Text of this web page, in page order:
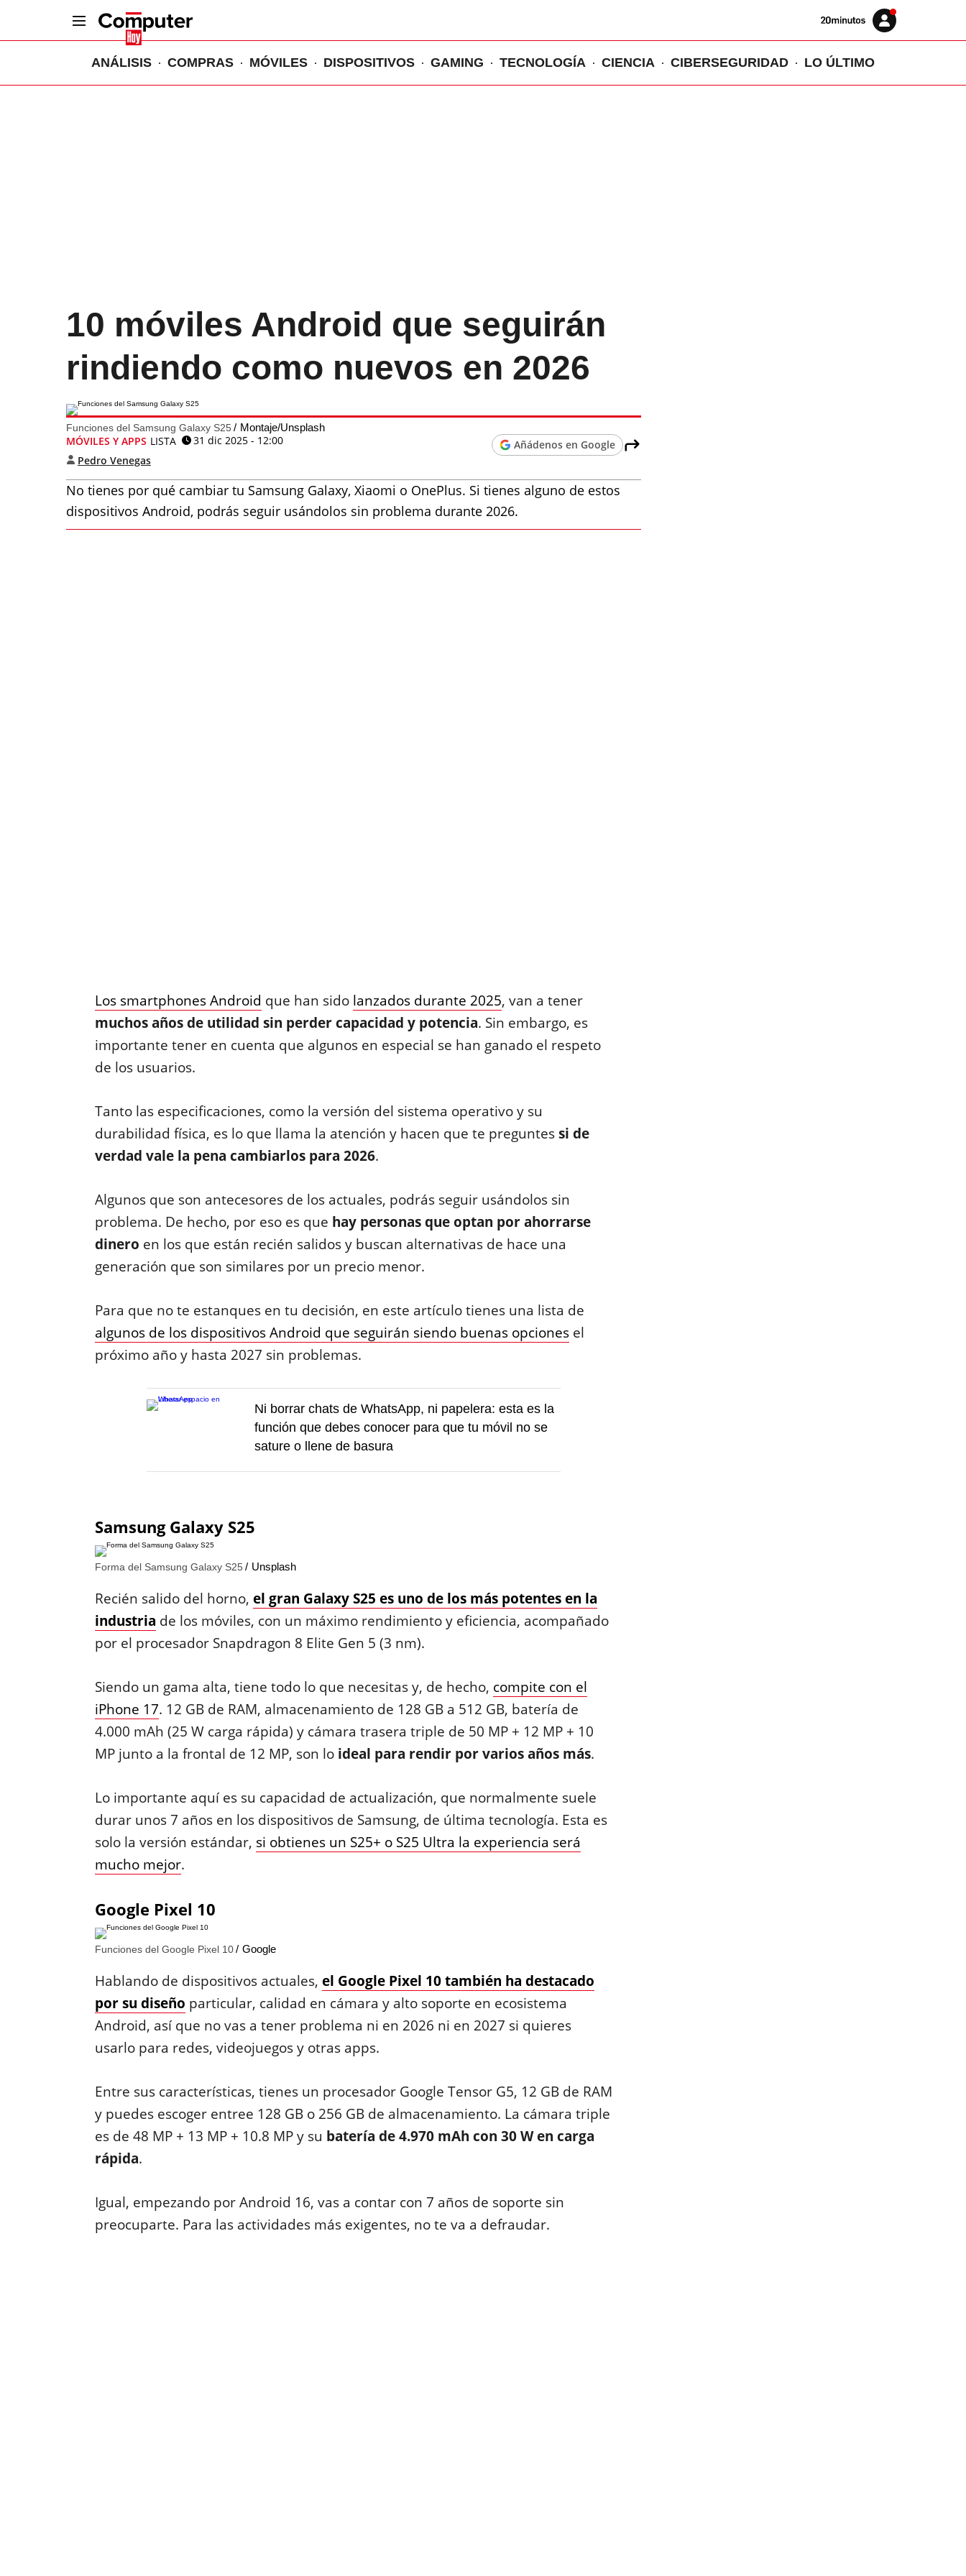
Volver
Iniciar
sesión
ANÁLISIS COMPRAS MÓVILES DISPOSITIVOS GAMING TECNOLOGÍA CIENCIA CIBERSEGURIDAD LO ÚLTIMO
10 móviles Android que seguirán
rindiendo como nuevos en 2026
Funciones del Samsung Galaxy S25 Montaje/Unsplash
MÓVILES Y APPS LISTA
31 dic 2025 - 12:00
Pedro Venegas
Añádenos en Google
No tienes por qué cambiar tu Samsung Galaxy, Xiaomi o OnePlus. Si tienes alguno de estos
dispositivos Android, podrás seguir usándolos sin problema durante 2026.
Los smartphones Android que han sido lanzados durante 2025, van a tener
muchos años de utilidad sin perder capacidad y potencia. Sin embargo, es
importante tener en cuenta que algunos en especial se han ganado el respeto
de los usuarios.
Tanto las especificaciones, como la versión del sistema operativo y su
durabilidad física, es lo que llama la atención y hacen que te preguntessi de
verdad vale la pena cambiarlos para 2026.
Algunos que son antecesores de los actuales, podrás seguir usándolos sin
problema. De hecho, por eso es que hay personas que optan por ahorrarse
dinero en los que están recién salidos y buscan alternativas de hace una
generación que son similares por un precio menor.
Para que no te estanques en tu decisión, en este artículo tienes una lista de
algunos de los dispositivos Android que seguirán siendo buenas opcionesel
próximo año y hasta 2027 sin problemas.
Ni borrar chats de WhatsApp, ni papelera: esta es la
función que debes conocer para que tu móvil no se
sature o llene de basura
Samsung Galaxy S25
Forma del Samsung Galaxy S25 Unsplash
Recién salido del horno, el gran Galaxy S25 es uno de los más potentes en la
industria de los móviles, con un máximo rendimiento y eficiencia, acompañado
por el procesador Snapdragon 8 Elite Gen 5 (3 nm).
Siendo un gama alta, tiene todo lo que necesitas y, de hecho, compite con el
iPhone 17. 12 GB de RAM, almacenamiento de 128 GB a 512 GB, batería de
4.000 mAh (25 W carga rápida) y cámara trasera triple de 50 MP + 12 MP + 10
MP junto a la frontal de 12 MP, son lo ideal para rendir por varios años más.
Lo importante aquí es su capacidad de actualización, que normalmente suele
durar unos 7 años en los dispositivos de Samsung, de última tecnología. Esta es
solo la versión estándar, si obtienes un S25+ o S25 Ultra la experiencia será
mucho mejor.
Google Pixel 10
Funciones del Google Pixel 10 Google
Hablando de dispositivos actuales, el Google Pixel 10 también ha destacado
por su diseño particular, calidad en cámara y alto soporte en ecosistema
Android, así que no vas a tener problema ni en 2026 ni en 2027 si quieres
usarlo para redes, videojuegos y otras apps.
Entre sus características, tienes un procesador Google Tensor G5, 12 GB de RAM
y puedes escoger entree 128 GB o 256 GB de almacenamiento. La cámara triple
es de 48 MP + 13 MP + 10.8 MP y su batería de 4.970 mAh con 30 W en carga
rápida.
Igual, empezando por Android 16, vas a contar con 7 años de soporte sin
preocuparte. Para las actividades más exigentes, no te va a defraudar.